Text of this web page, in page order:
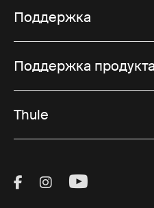
Поддержка
Поддержка продукта
Thule
Visit Thule on
Visit Thule on
Visit